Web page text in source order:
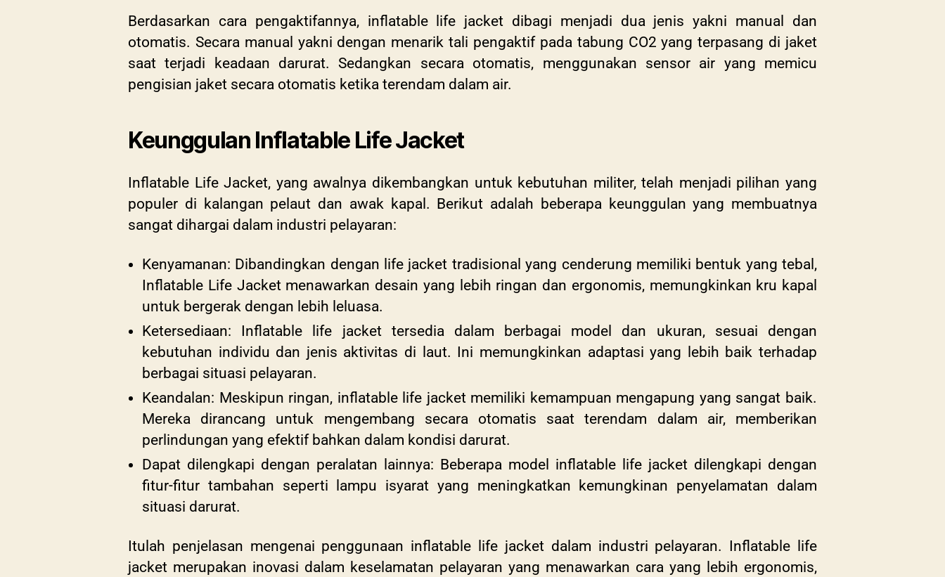
Berdasarkan cara pengaktifannya, inflatable life jacket dibagi menjadi dua jenis yakni manual dan
otomatis. Secara manual yakni dengan menarik tali pengaktif pada tabung CO2 yang terpasang di jaket
saat terjadi keadaan darurat. Sedangkan secara otomatis, menggunakan sensor air yang memicu
pengisian jaket secara otomatis ketika terendam dalam air.
Keunggulan Inflatable Life Jacket
Inflatable Life Jacket, yang awalnya dikembangkan untuk kebutuhan militer, telah menjadi pilihan yang
populer di kalangan pelaut dan awak kapal. Berikut adalah beberapa keunggulan yang membuatnya
sangat dihargai dalam industri pelayaran:
Kenyamanan: Dibandingkan dengan life jacket tradisional yang cenderung memiliki bentuk yang tebal,
Inflatable Life Jacket menawarkan desain yang lebih ringan dan ergonomis, memungkinkan kru kapal
untuk bergerak dengan lebih leluasa.
Ketersediaan: Inflatable life jacket tersedia dalam berbagai model dan ukuran, sesuai dengan
kebutuhan individu dan jenis aktivitas di laut. Ini memungkinkan adaptasi yang lebih baik terhadap
berbagai situasi pelayaran.
Keandalan: Meskipun ringan, inflatable life jacket memiliki kemampuan mengapung yang sangat baik.
Mereka dirancang untuk mengembang secara otomatis saat terendam dalam air, memberikan
perlindungan yang efektif bahkan dalam kondisi darurat.
Dapat dilengkapi dengan peralatan lainnya: Beberapa model inflatable life jacket dilengkapi dengan
fitur-fitur tambahan seperti lampu isyarat yang meningkatkan kemungkinan penyelamatan dalam
situasi darurat.
Itulah penjelasan mengenai penggunaan inflatable life jacket dalam industri pelayaran. Inflatable life
jacket merupakan inovasi dalam keselamatan pelayaran yang menawarkan cara yang lebih ergonomis,